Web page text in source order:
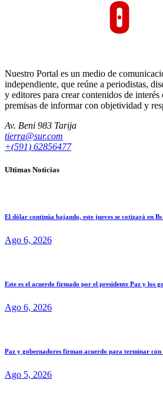
Nuestro Portal es un medio de
independiente, que reúne a periodistas,
y editores para crear contenidos de
premisas de informar con objetividad y
Av. Beni 983 Tarija
tierra@sur.com
+(591) 62856477
Ultimas Noticias
El dólar continúa bajando, este jueves se cotizará en Bs
Ago 6, 2026
Este es el acuerdo firmado por el presidente Paz y los
Ago 6, 2026
Paz y gobernadores firman acuerdo para terminar con
Ago 5, 2026